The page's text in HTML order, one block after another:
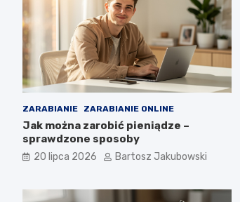
ZARABIANIE ZARABIANIE ONLINE
Jak można zarobić pieniądze –
sprawdzone sposoby
20 lipca 2026 Bartosz Jakubowski